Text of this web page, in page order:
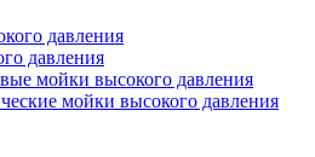
давления
мойки высокого давления
мойки высокого давления